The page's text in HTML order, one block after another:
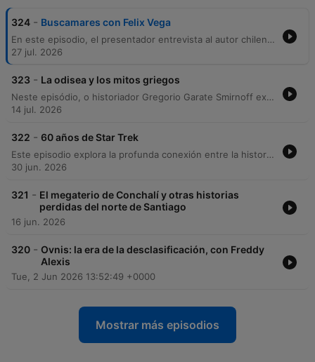
324 - Buscamares con Felix Vega
En este episodio, el presentador entrevista al autor chileno Félix Vega sobre su nueva novela en prosa, 'El mar viene a buscarnos'. La conversación explora la conexión temática entre su obra y la fauna marina, específicamente las ballenas jorobadas, y cómo su experiencia previa en la narrativa gráfica influyó en la estructura visual de su escritura. El diálogo profundiza en las fuentes de inspiración de Vega, que incluyen recuerdos de infancia, pesadillas marinas y referentes culturales. Además, se repasa el legado de la revista Mampato, la efervescencia cultural en Chile y la trayectoria artística del padre del entrevistado, analizando la evolución del estilo artístico y la identidad editorial en la región.
27 jul. 2026
323 - La odisea y los mitos griegos
Neste episódio, o historiador Gregorio Garate Smirnoff explora a profundidade da Odisseia de Homero e sua importância cultural, abordando desde a tradição oral até as novas adaptações cinematográficas de Christopher Nolan. A conversa mergulha na natureza dos mitos, analisando temas como a jornada do herói, o simbolismo de figuras como Penélope e a distinção entre a força de Aquiles e a astúcia de Odisseu. A discussão também percorre as bases históricas da Guerra de Troia e a Idade do Bronze, debatendo polêmicas de representação moderna e a influência da mitologia grega na cultura pop contemporânea. O episódio encerra traçando paralelos entre os arquétipos clássicos e figuras históricas, conectando o saber antigo às narrativas que moldam a civilização ocidental.
14 jul. 2026
322 - 60 años de Star Trek
Este episodio explora la profunda conexión entre la historia tecnológica de Estados Unidos y la franquicia Star Trek, analizando cómo elementos como el replicador y la tecnología warp plantean una utopía sin escasez. Se examina el impacto cultural de la serie, desde su reflejo de la geopolítica de la Guerra Fría hasta su capacidad para inspirar vocaciones científicas. A través de un recorrido por personajes icónicos como Kirk, Picard y Spock, los locutores reflexionan sobre la carga emocional de la saga y su vigencia actual. El análisis concluye con una guía para nuevos fans y una reflexión sobre cómo la ciencia ficción logra crear vínculos emocionales duraderos mediante la mezcla de realidad y ficción.
30 jun. 2026
321 - El megaterio de Conchalí y otras historias
perdidas del norte de Santiago
16 jun. 2026
320 - Ovnis: la era de la desclasificación, con Freddy
Alexis
Tue, 2 Jun 2026 13:52:49 +0000
Mostrar más episodios